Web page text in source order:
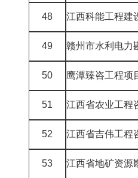
48 江西科能工程建
49 赣州市水利电力
50 鹰潭臻咨工程项
51 江西省农业工程
52 江西省吉伟工程
53 江西省地矿资源